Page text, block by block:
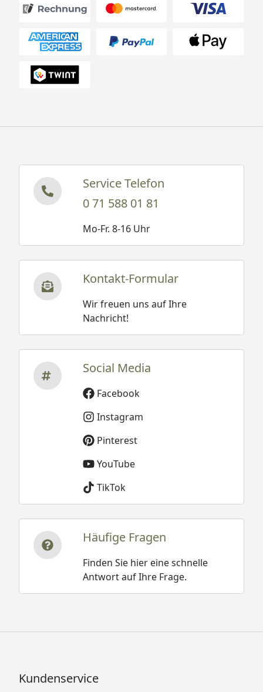
Service Telefon
0 71 588 01 81
Mo-Fr. 8-16 Uhr
Kontakt-Formular
Wir freuen uns auf Ihre
Nachricht!
Social Media
Facebook
Instagram
Pinterest
YouTube
TikTok
Häufige Fragen
Finden Sie hier eine schnelle
Antwort auf Ihre Frage.
Kundenservice